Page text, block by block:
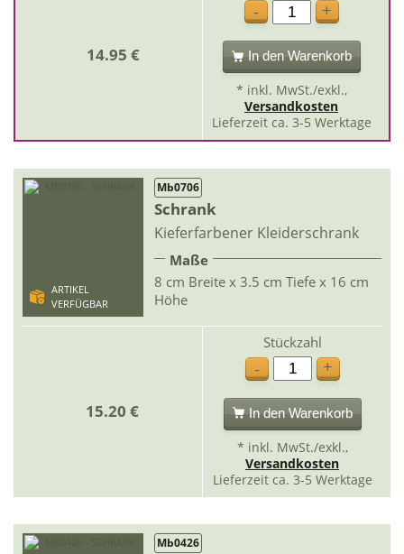
14.95 €
-
+
In den Warenkorb
* inkl. MwSt./exkl.,
Versandkosten
Lieferzeit ca. 3-5 Werktage
ARTIKEL
VERFÜGBAR
Mb0706
Schrank
Kieferfarbener Kleiderschrank
Maße
8 cm Breite x 3.5 cm Tiefe x 16 cm
Höhe
15.20 €
Stückzahl
-
+
In den Warenkorb
* inkl. MwSt./exkl.,
Versandkosten
Lieferzeit ca. 3-5 Werktage
Mb0426